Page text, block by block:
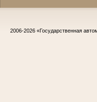
2006-2026 «Государственная